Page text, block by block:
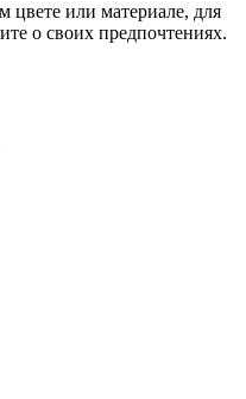
цвете или материале, для
о своих предпочтениях.